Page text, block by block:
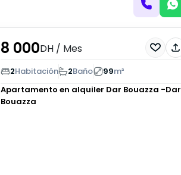
8 000DH/ Mes
2Habitación 2Baño 99m²
Apartamento en alquiler Dar Bouazza -Dar
Bouazza